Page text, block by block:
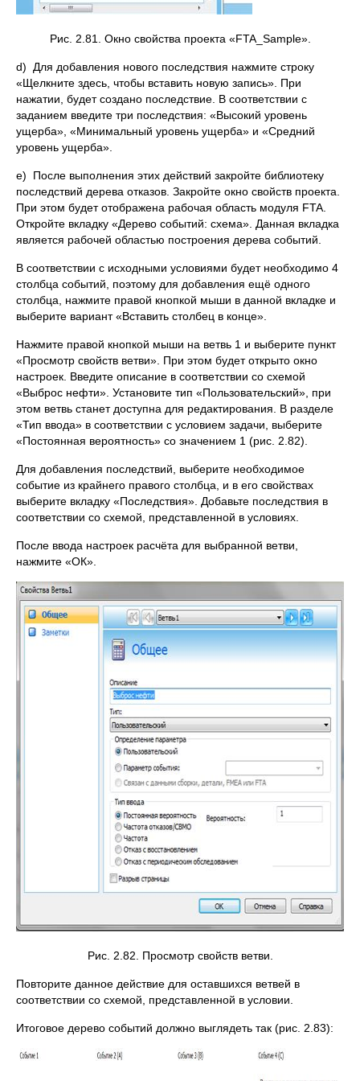
Рис. 2.81. Окно свойства проекта «FTA_Sample».
d) Для добавления нового последствия нажмите строку
«Щелкните здесь, чтобы вставить новую запись». При
нажатии, будет создано последствие. В соответствии с
заданием введите три последствия: «Высокий уровень
ущерба», «Минимальный уровень ущерба» и «Средний
уровень ущерба».
e) После выполнения этих действий закройте библиотеку
последствий дерева отказов. Закройте окно свойств проекта.
При этом будет отображена рабочая область модуля FTA.
Откройте вкладку «Дерево событий: схема». Данная вкладка
является рабочей областью построения дерева событий.
В соответствии с исходными условиями будет необходимо 4
столбца событий, поэтому для добавления ещё одного
столбца, нажмите правой кнопкой мыши в данной вкладке и
выберите вариант «Вставить столбец в конце».
Нажмите правой кнопкой мыши на ветвь 1 и выберите пункт
«Просмотр свойств ветви». При этом будет открыто окно
настроек. Введите описание в соответствии со схемой
«Выброс нефти». Установите тип «Пользовательский», при
этом ветвь станет доступна для редактирования. В разделе
«Тип ввода» в соответствии с условием задачи, выберите
«Постоянная вероятность» со значением 1 (рис. 2.82).
Для добавления последствий, выберите необходимое
событие из крайнего правого столбца, и в его свойствах
выберите вкладку «Последствия». Добавьте последствия в
соответствии со схемой, представленной в условиях.
После ввода настроек расчёта для выбранной ветви,
нажмите «ОК».
Рис. 2.82. Просмотр свойств ветви.
Повторите данное действие для оставшихся ветвей в
соответствии со схемой, представленной в условии.
Итоговое дерево событий должно выглядеть так (рис. 2.83):